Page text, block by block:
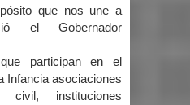
que nos une a
el Gobernador
participan en el
Infancia asociaciones
instituciones